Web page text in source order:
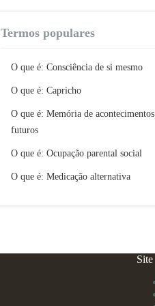
Termos populares
O que é: Consciência de si mesmo
O que é: Capricho
O que é: Memória de acontecimentos
futuros
O que é: Ocupação parental social
O que é: Medicação alternativa
Site